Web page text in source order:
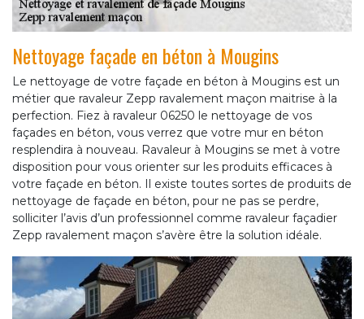
Nettoyage façade en béton à Mougins
Le nettoyage de votre façade en béton à Mougins est un
métier que ravaleur Zepp ravalement maçon maitrise à la
perfection. Fiez à ravaleur 06250 le nettoyage de vos
façades en béton, vous verrez que votre mur en béton
resplendira à nouveau. Ravaleur à Mougins se met à votre
disposition pour vous orienter sur les produits efficaces à
votre façade en béton. Il existe toutes sortes de produits de
nettoyage de façade en béton, pour ne pas se perdre,
solliciter l’avis d’un professionnel comme ravaleur façadier
Zepp ravalement maçon s’avère être la solution idéale.